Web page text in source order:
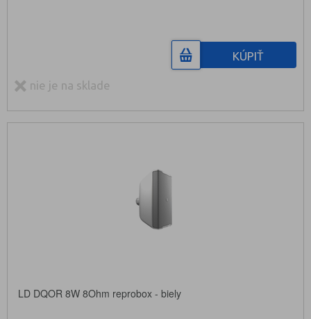
KÚPIŤ
nie je na sklade
LD DQOR 8W 8Ohm reprobox - biely